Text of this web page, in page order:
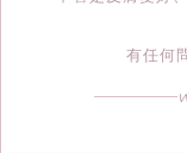
有任何